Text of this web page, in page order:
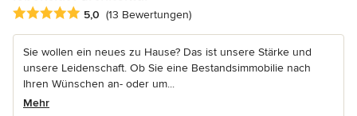
Durchschnittliche Bewertung: 5 von 5 Sternen
5,0 (13 Bewertungen)
Sie wollen ein neues zu Hause? Das ist unsere Stärke und
unsere Leidenschaft. Ob Sie eine Bestandsimmobilie nach
Ihren Wünschen an- oder um...
Mehr